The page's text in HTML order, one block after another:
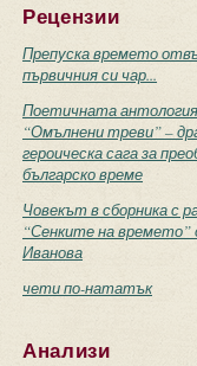
Рецензии
Препуска времето
първичния си чар...
Поетичната антология
“Омълнени треви” –
героическа сага за
българско време
Човекът в сборника с
“Сенките на
Иванова
чети по-нататък
Анализи